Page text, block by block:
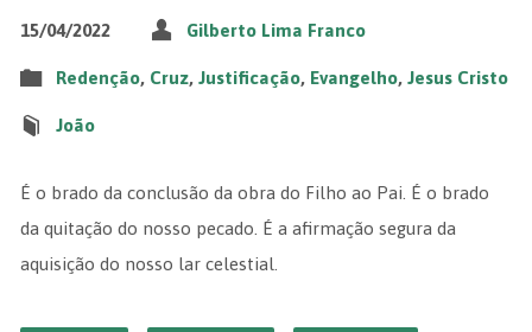
15/04/2022 Gilberto Lima Franco
Redenção, Cruz, Justificação, Evangelho, Jesus Cristo
João
É o brado da conclusão da obra do Filho ao Pai. É o brado
da quitação do nosso pecado. É a afirmação segura da
aquisição do nosso lar celestial.